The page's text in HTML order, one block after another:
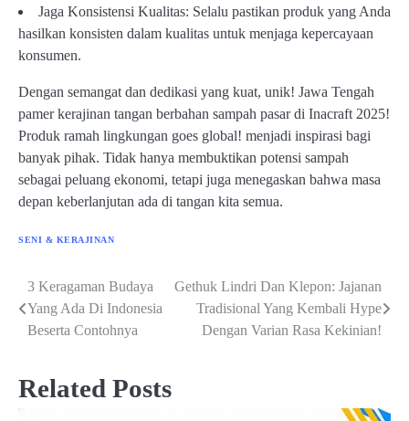
Jaga Konsistensi Kualitas: Selalu pastikan produk yang Anda
hasilkan konsisten dalam kualitas untuk menjaga kepercayaan
konsumen.
Dengan semangat dan dedikasi yang kuat, unik! Jawa Tengah
pamer kerajinan tangan berbahan sampah pasar di Inacraft 2025!
Produk ramah lingkungan goes global! menjadi inspirasi bagi
banyak pihak. Tidak hanya membuktikan potensi sampah
sebagai peluang ekonomi, tetapi juga menegaskan bahwa masa
depan keberlanjutan ada di tangan kita semua.
SENI & KERAJINAN
Post
navigation
3 Keragaman Budaya
Yang Ada Di Indonesia
Beserta Contohnya
Gethuk Lindri Dan Klepon: Jajanan
Tradisional Yang Kembali Hype
Dengan Varian Rasa Kekinian!
Related Posts